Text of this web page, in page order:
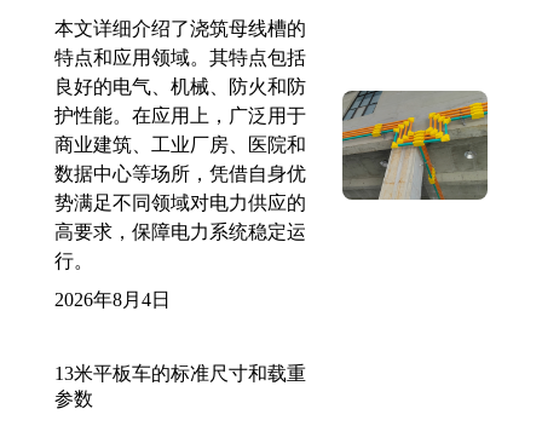
本文详细介绍了浇筑母线槽的
特点和应用领域。其特点包括
良好的电气、机械、防火和防
护性能。在应用上，广泛用于
商业建筑、工业厂房、医院和
数据中心等场所，凭借自身优
势满足不同领域对电力供应的
高要求，保障电力系统稳定运
行。
2026年8月4日
13米平板车的标准尺寸和载重
参数